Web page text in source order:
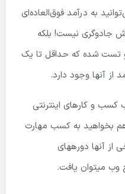
به درآمد فوق‌العاده‌ای
جادوگری نیست! بلکه
و تست شده که حداقل تا یک
آنها وجود دارد.
کسب و کارهای اینترنتی
هم بخواهید به کسب مهارت
از آنها دوره­های
وب می­توان یافت.